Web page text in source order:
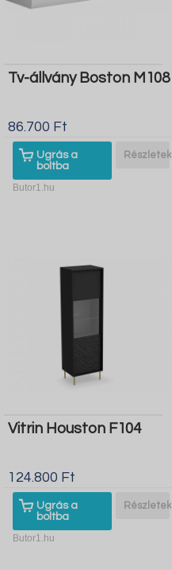
Tv-állvány Boston M108
86.700 Ft
Ugrás a
boltba
Részletek
Butor1.hu
Vitrin Houston F104
124.800 Ft
Ugrás a
boltba
Részletek
Butor1.hu